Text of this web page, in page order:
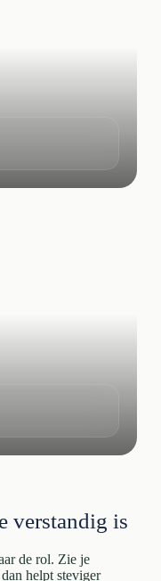
verstandig is
de rol. Zie je
helpt steviger